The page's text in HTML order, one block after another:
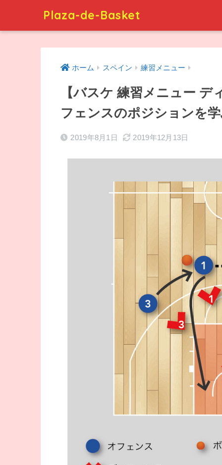
Plaza-de-Basket
ホーム スペイン 練習メニュー
【バスケ 練習メニュー
フェンスのポジションを
2019年8月1日 2019年12月13日